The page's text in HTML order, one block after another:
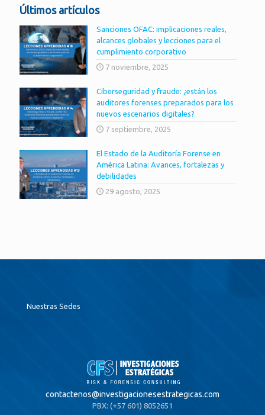
Últimos artículos
Sanciones OFAC: implicaciones reales,
alcances globales y lecciones para el
cumplimiento corporativo
7 noviembre, 2025
Ciberseguridad y fraude: ¿están los
auditores forenses preparados para los
nuevos escenarios digitales?
7 septiembre, 2025
El Estado de la Auditoría Forense en
América Latina: Avances, fortalezas y
debilidades
29 agosto, 2025
Nuestras Sedes
contactenos@investigacionesestrategicas.com
PBX: (+57 601) 8052651